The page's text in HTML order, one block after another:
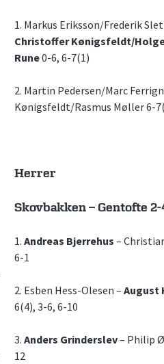
1. Markus Eriksson/Frederik
Christoffer Kønigsfeldt/
Rune0-6, 6-7(1)
2. Martin Pedersen/Marc
Kønigsfeldt/Rasmus Møller 6-
Herrer
Skovbakken – Gentofte 2-
1. Andreas Bjerrehus –
6-1
2. Esben Hess-Olesen – August
6(4), 3-6, 6-10
3. Anders Grinderslev– Philip
12